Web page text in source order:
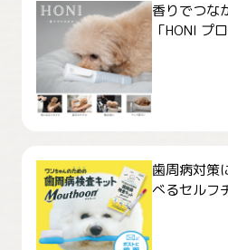
香りでつな
「HONI プ
歯周病対策
べるセルフ